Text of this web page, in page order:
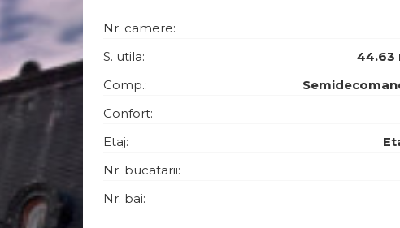
Nr. camere:
S. utila:
44.63
Comp.:
Confort:
Etaj:
Nr. bucatarii:
Nr. bai: